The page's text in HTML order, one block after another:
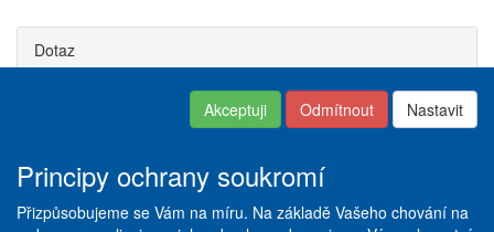
Dotaz
Obchodní podmínky
a platební podmínky
Reklamační řád|Servis +
Pneuservis|Vše o
Copyright © ABRA ESHOP
Akceptuji Odmítnout Nastavit
Principy ochrany soukromí
Přizpůsobujeme se Vám na míru. Na základě Vašeho chování na